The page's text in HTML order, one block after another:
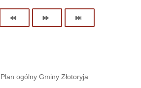
Plan ogólny Gminy Złotoryja